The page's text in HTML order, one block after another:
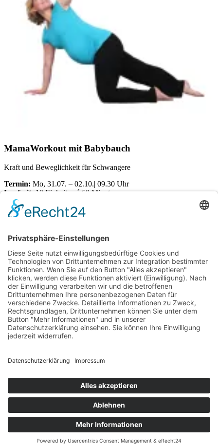
MamaWorkout mit Babybauch
Kraft und Beweglichkeit für Schwangere
Termin: Mo, 31.07. – 02.10.| 09.30 Uhr
Laufzeit:10 Einheiten á 60 Minuten
Ort:
Kosten pro Teilnehmerin:
145,00
Verfügbare Plätze:
Nicht vorrätig
Startseite
Impressum
Datenschutzerklärung
Barrierefreiheitserklärung
Vertrag widerrufen
AGB
Zahlung & Versand
Startseite
Datenschutzerklärung
Barrierefreiheitserklärung
Vertrag widerrufen
Zahlung & Versand
Bauchwärts Paderborn|hello@bauchwaerts-paderborn.de